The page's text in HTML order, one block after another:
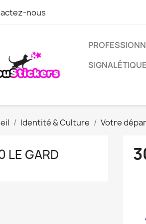
nous
Identité & Culture Votre
LE GARD